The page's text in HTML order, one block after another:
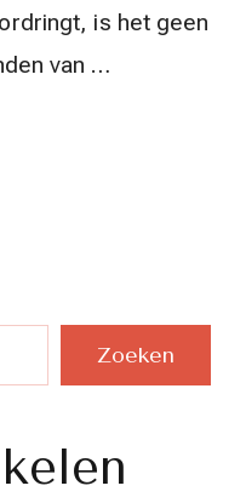
is het geen
van …
Zoeken